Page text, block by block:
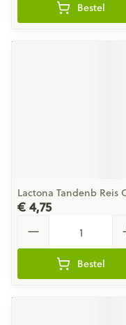
Bestel
Lactona Tandenb Reis
€ 4,75
Bestel